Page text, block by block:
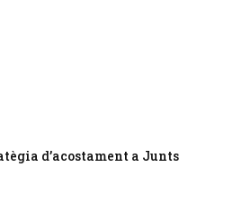
d’acostament a Junts